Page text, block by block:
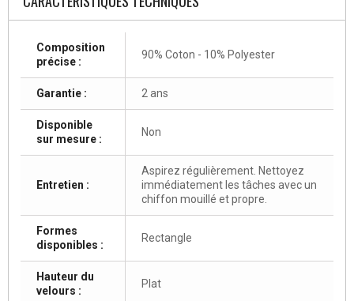
Composition
précise :
90% Coton - 10% Polyester
Garantie : 2 ans
Disponible
sur mesure :
Non
Entretien :
Aspirez régulièrement. Nettoyez
immédiatement les tâches avec un
chiffon mouillé et propre.
Formes
disponibles :
Rectangle
Hauteur du
velours :
Plat